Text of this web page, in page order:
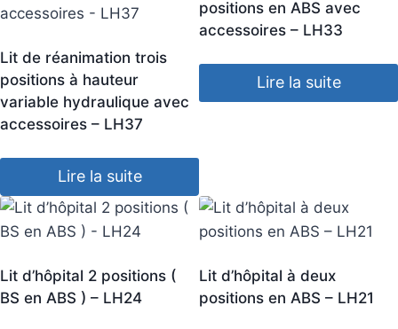
Lit de réanimation trois
positions à hauteur
variable hydraulique avec
accessoires – LH37
Lire la suite
positions en ABS avec
accessoires – LH33
Lire la suite
Lit d’hôpital 2 positions (
BS en ABS ) – LH24
Lit d’hôpital à deux
positions en ABS – LH21